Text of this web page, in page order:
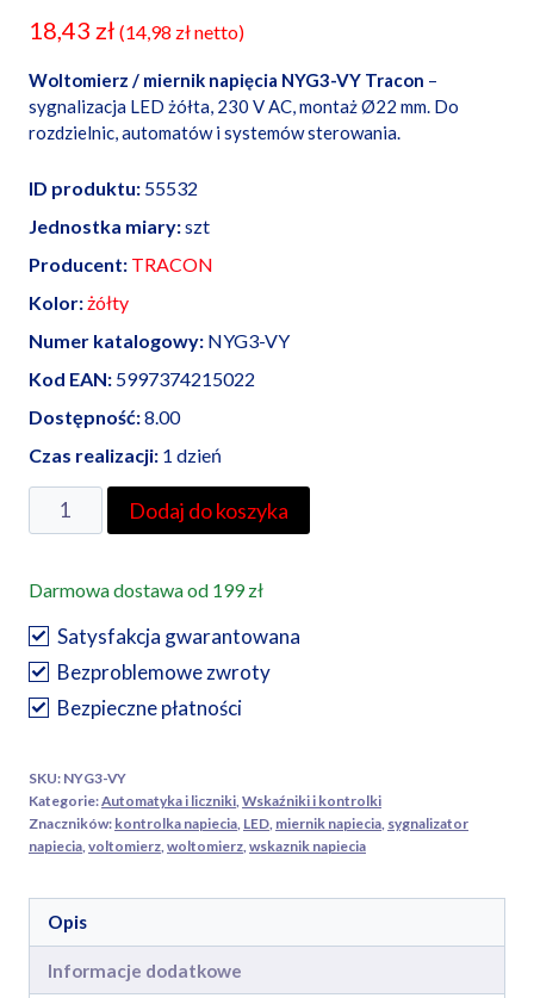
18,43 zł (14,98 złnetto)
Woltomierz / miernik napięcia NYG3-VY Tracon –
sygnalizacja LED żółta, 230 V AC, montaż Ø22 mm. Do
rozdzielnic, automatów i systemów sterowania.
ID produktu: 55532
Jednostka miary:szt
Producent: TRACON
Kolor:żółty
Numer katalogowy: NYG3-VY
Kod EAN: 5997374215022
Dostępność:8.00
Czas realizacji: 1 dzień
ilość
Miernik
/
Woltomierz
z
sygnalizacją
LED
–
NYG3-
VY
24-
500V
22mm
Dodaj do koszyka
Darmowa dostawa od 199 zł
Satysfakcja gwarantowana
Bezproblemowe zwroty
Bezpieczne płatności
SKU: NYG3-VY
Kategorie:Automatyka i liczniki Wskaźniki i kontrolki
Znaczników: kontrolka napiecia LED miernik napiecia sygnalizator
napiecia voltomierz woltomierz wskaznik napiecia
Opis
Informacje dodatkowe